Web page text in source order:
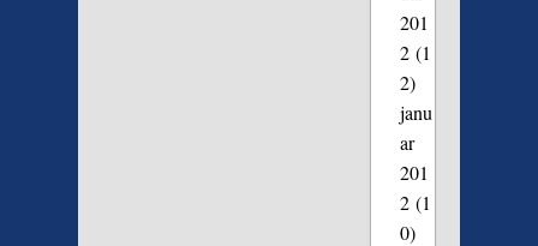
201
2(1
2)
janu
ar
201
2(1
0)